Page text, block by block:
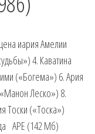
иария Амелии
4. Каватина
(«Богема») 6. Ария
Леско») 8.
Тоски («Тоска»)
APE (142 Мб)